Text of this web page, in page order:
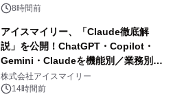
8時間前
アイスマイリー、「Claude徹底解
説」を公開！ChatGPT・Copilot・
Gemini・Claudeを機能別／業務別に
比較―自社に合う生成AIの選び方がわ
かる実践ガイド
株式会社アイスマイリー
14時間前